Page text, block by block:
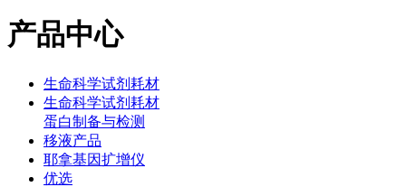
产品中心
生命科学试剂耗材
生命科学试剂耗材
蛋白制备与检测
移液产品
耶拿基因扩增仪
优选